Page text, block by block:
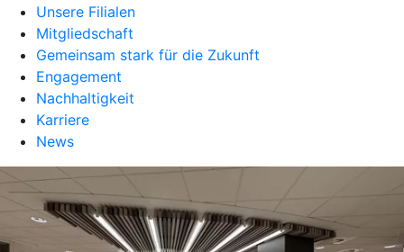
Unsere Filialen
Mitgliedschaft
Gemeinsam stark für die Zukunft
Engagement
Nachhaltigkeit
Karriere
News